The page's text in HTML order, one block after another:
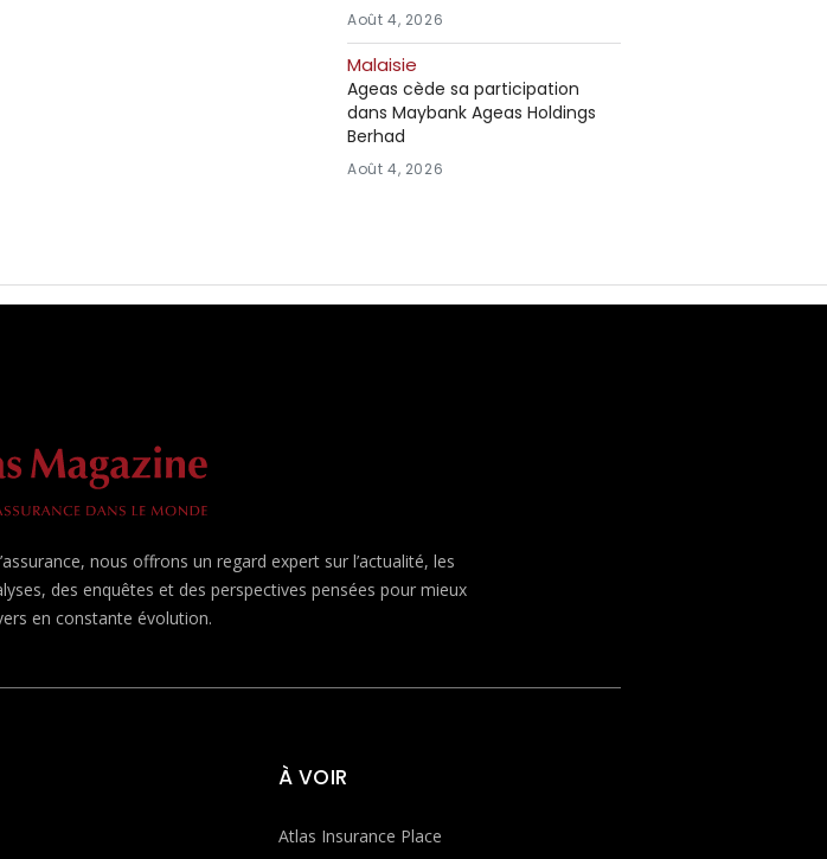
Août 4, 2026
Malaisie
Ageas cède sa participation
dans Maybank Ageas Holdings
Berhad
Août 4, 2026
nous offrons un regard expert sur l’actualité, les
des enquêtes et des perspectives pensées pour mieux
en constante évolution.
À VOIR
Atlas Insurance Place